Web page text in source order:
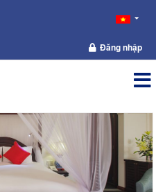
Đăng nhập